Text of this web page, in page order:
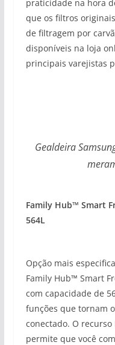
praticidade na hora
que os filtros
de filtragem por
disponíveis na loja
principais varejistas
Gealdeira
Family Hub™ Smart
564L
Opção mais
Family Hub™ Smart
com capacidade de
funções que tornam
conectado. O
permite que você